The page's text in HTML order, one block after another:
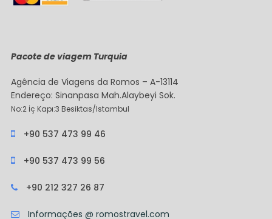
Pacote de viagem Turquia
Agência de Viagens da Romos – A-13114
Endereço: Sinanpasa Mah.Alaybeyi Sok.
No:2 İç Kapı:3 Besiktas/Istambul
+90 537 473 99 46
+90 537 473 99 56
+90 212 327 26 87
Informações @ romostravel.com